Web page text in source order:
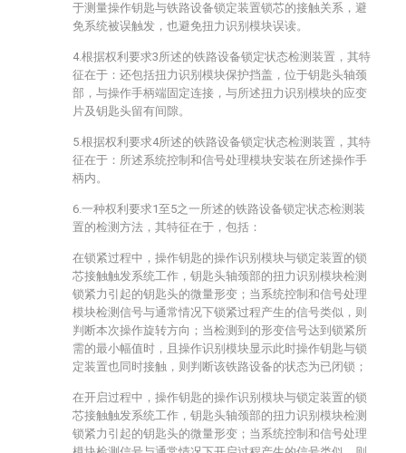
于测量操作钥匙与铁路设备锁定装置锁芯的接触关系，避
免系统被误触发，也避免扭力识别模块误读。
4.根据权利要求3所述的铁路设备锁定状态检测装置，其特
征在于：还包括扭力识别模块保护挡盖，位于钥匙头轴颈
部，与操作手柄端固定连接，与所述扭力识别模块的应变
片及钥匙头留有间隙。
5.根据权利要求4所述的铁路设备锁定状态检测装置，其特
征在于：所述系统控制和信号处理模块安装在所述操作手
柄内。
6.一种权利要求1至5之一所述的铁路设备锁定状态检测装
置的检测方法，其特征在于，包括：
在锁紧过程中，操作钥匙的操作识别模块与锁定装置的锁
芯接触触发系统工作，钥匙头轴颈部的扭力识别模块检测
锁紧力引起的钥匙头的微量形变；当系统控制和信号处理
模块检测信号与通常情况下锁紧过程产生的信号类似，则
判断本次操作旋转方向；当检测到的形变信号达到锁紧所
需的最小幅值时，且操作识别模块显示此时操作钥匙与锁
定装置也同时接触，则判断该铁路设备的状态为已闭锁；
在开启过程中，操作钥匙的操作识别模块与锁定装置的锁
芯接触触发系统工作，钥匙头轴颈部的扭力识别模块检测
锁紧力引起的钥匙头的微量形变；当系统控制和信号处理